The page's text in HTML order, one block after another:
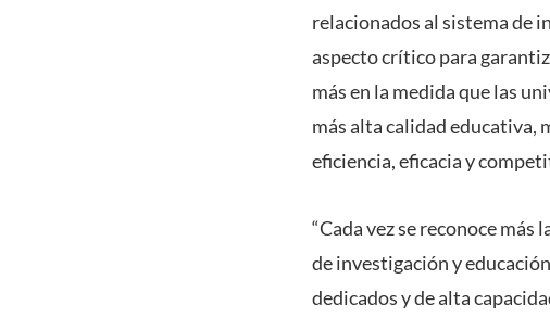
relacionados al sistema de
aspecto crítico para
más en la medida que las
más alta calidad educativa,
eficiencia, eficacia y
“Cada vez se reconoce
de investigación y
dedicados y de alta